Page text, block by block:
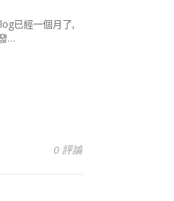
已經一個月了,
…
0 評論